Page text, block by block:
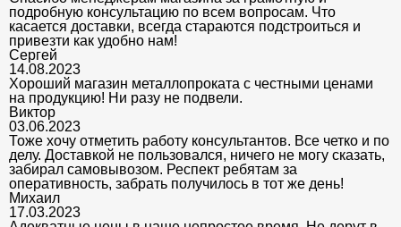
подробную консультацию по всем вопросам. Что
касается доставки, всегда стараются подстроиться и
привезти как удобно нам!
Сергей
14.08.2023
Хороший магазин металлопроката с честными ценами
на продукцию! Ни разу не подвели.
Виктор
03.06.2023
Тоже хочу отметить работу консультантов. Все четко и по
делу. Доставкой не пользовался, ничего не могу сказать,
забирал самовывозом. Респект ребятам за
оперативность, забрать получилось в тот же день!
Михаил
17.03.2023